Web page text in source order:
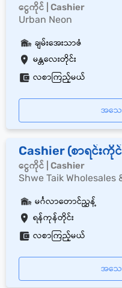
ငွေကိုင် | Cashier
Urban Neon
မန္တလေးတိုင်း
ချမ်းအေးသာဇံ
လစာကြည့်မယ်
အသေ
Cashier (စာရင်းကို
ငွေကိုင် | Cashier
Shwe Taik Wholesales
ရန်ကုန်တိုင်း
မင်္ဂလာတောင်ညွှန့်
လစာကြည့်မယ်
အသေ